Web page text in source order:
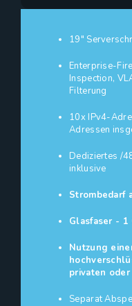
19"
Enterprise-
Inspection,
Filterung
10x IPv4-
Adressen
Dediziertes /
inklusive
Strombedarf
Glasfaser -
Nutzung
privaten
Separat